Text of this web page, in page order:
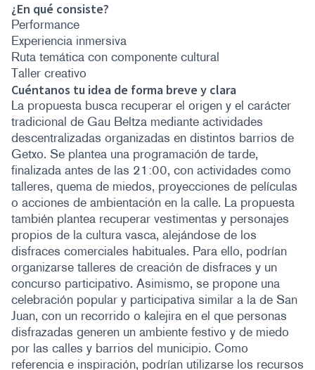
¿En qué consiste?
Performance
Experiencia inmersiva
Ruta temática con componente cultural
Taller creativo
Cuéntanos tu idea de forma breve y clara
La propuesta busca recuperar el origen y el carácter
tradicional de Gau Beltza mediante actividades
descentralizadas organizadas en distintos barrios de
Getxo. Se plantea una programación de tarde,
finalizada antes de las 21:00, con actividades como
talleres, quema de miedos, proyecciones de películas
o acciones de ambientación en la calle. La propuesta
también plantea recuperar vestimentas y personajes
propios de la cultura vasca, alejándose de los
disfraces comerciales habituales. Para ello, podrían
organizarse talleres de creación de disfraces y un
concurso participativo. Asimismo, se propone una
celebración popular y participativa similar a la de San
Juan, con un recorrido o kalejira en el que personas
disfrazadas generen un ambiente festivo y de miedo
por las calles y barrios del municipio. Como
referencia e inspiración, podrían utilizarse los recursos